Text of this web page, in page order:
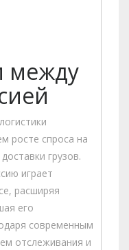
между
росте спроса на
грузов.
играет
расширяя
его
современным
отслеживания и